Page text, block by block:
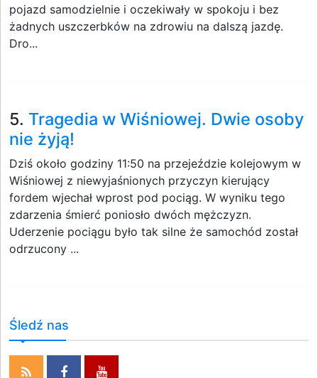
pojazd samodzielnie i oczekiwały w spokoju i bez
żadnych uszczerbków na zdrowiu na dalszą jazdę.
Dro...
5. Tragedia w Wiśniowej. Dwie osoby
nie żyją!
Dziś około godziny 11:50 na przejeździe kolejowym w
Wiśniowej z niewyjaśnionych przyczyn kierujący
fordem wjechał wprost pod pociąg. W wyniku tego
zdarzenia śmierć poniosło dwóch mężczyzn.
Uderzenie pociągu było tak silne że samochód został
odrzucony ...
Śledź nas